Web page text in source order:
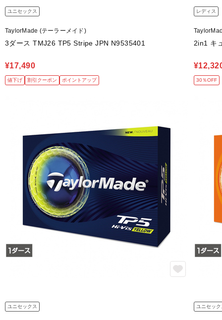
ユニセックス
TaylorMade (テーラーメイド)
3ダース TMJ26 TP5 Stripe JPN N9535401
¥17,490
値下げ 割引クーポン ポイントアップ
レディス
2in1 キ
30％OFF
ユニセックス ユニセック